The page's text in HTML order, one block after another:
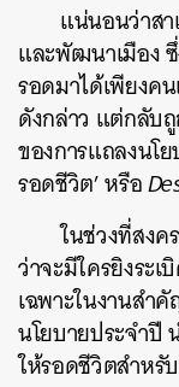
แน่นอนว่าสา
และพัฒนาเมือง
รอดมาได้เพียงค
ดังกล่าว แต่กลับ
ของการแถลงนโ
รอดชีวิต’ หรือ
ในช่วงที่สงค
ว่าจะมีใครยิงระ
เฉพาะในงานสำ
นโยบายประจำปี
ให้รอดชีวิตสำหรั